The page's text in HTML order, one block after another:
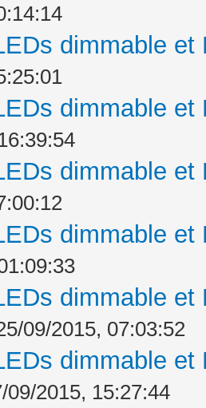
dimmable
dimmable
dimmable
dimmable
dimmable
09/2015, 07:03:52
dimmable
09/2015, 15:27:44